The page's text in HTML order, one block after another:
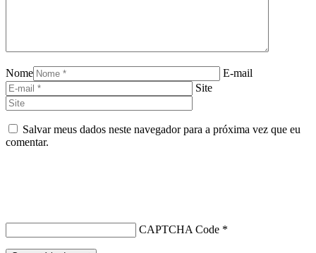
Nome
E-mail
Site
Salvar meus dados neste navegador para a próxima vez que eu
comentar.
CAPTCHA Code *